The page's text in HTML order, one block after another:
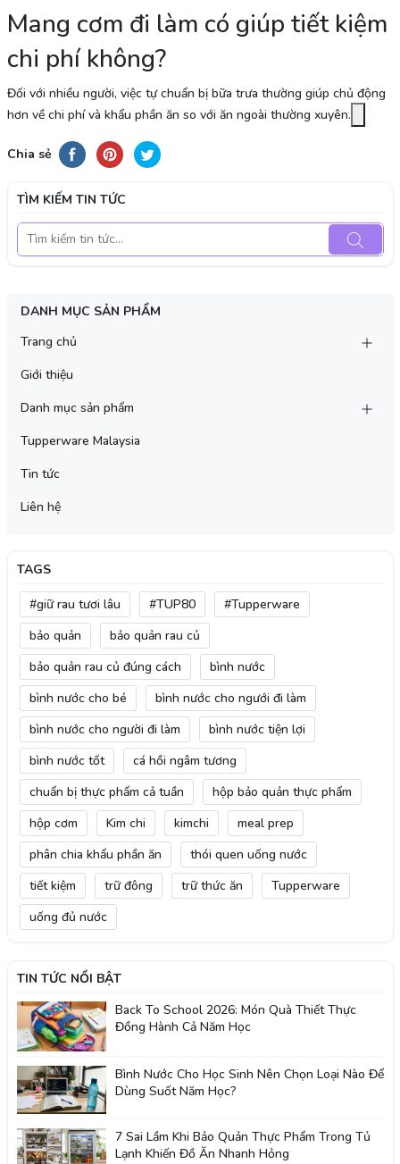
Mang cơm đi làm có giúp tiết kiệm
chi phí không?
Đối với nhiều người, việc tự chuẩn bị bữa trưa thường giúp chủ động
hơn về chi phí và khẩu phần ăn so với ăn ngoài thường xuyên.
Chia sẻ
TÌM KIẾM TIN TỨC
DANH MỤC SẢN PHẨM
Trang chủ
Giới thiệu
Danh mục sản phẩm
Tupperware Malaysia
Tin tức
Liên hệ
TAGS
#giữ rau tươi lâu #TUP80
#Tupperware
bảo quản
bảo quản rau củ
bảo quản rau củ đúng cách
bình nước
bình nước cho bé
bình nước cho ngưới đi làm
bình nước cho người đi làm
bình nước tiện lợi
bình nước tốt
cá hồi ngâm tương
chuẩn bị thực phẩm cả tuần
hộp bảo quản thực phẩm
hộp cơm
Kim chi kimchi
meal prep
phân chia khẩu phần ăn
thói quen uống nước
tiết kiệm
trữ đông trữ thức ăn
Tupperware
uống đủ nước
TIN TỨC NỔI BẬT
Back To School 2026: Món Quà Thiết Thực
Đồng Hành Cả Năm Học
Bình Nước Cho Học Sinh Nên Chọn Loại Nào Để
Dùng Suốt Năm Học?
7 Sai Lầm Khi Bảo Quản Thực Phẩm Trong Tủ
Lạnh Khiến Đồ Ăn Nhanh Hỏng